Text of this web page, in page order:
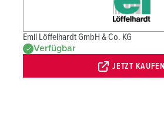
Emil Löffelhardt GmbH & Co. KG
Verfügbar
JETZT KAUFEN